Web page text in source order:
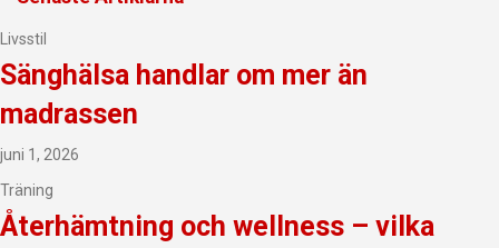
Livsstil
Sänghälsa handlar om mer än
madrassen
juni 1, 2026
Träning
Återhämtning och wellness – vilka